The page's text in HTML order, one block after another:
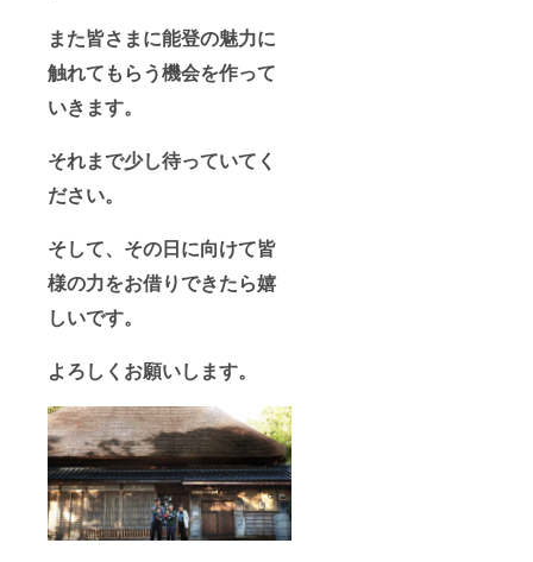
また皆さまに能登の魅力に
触れてもらう機会を作って
いきます。
それまで少し待っていてく
ださい。
そして、その日に向けて皆
様の力をお借りできたら嬉
しいです。
よろしくお願いします。